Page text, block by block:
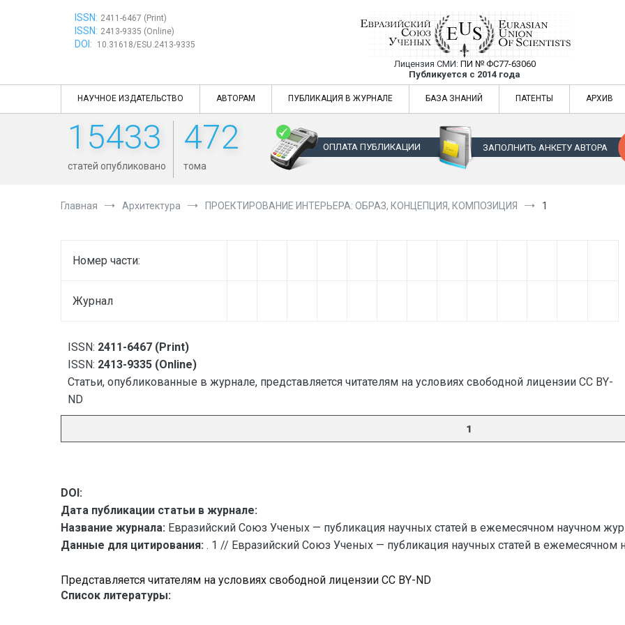
ISSN: 2411-6467 (Print)
ISSN: 2413-9335 (Online)
DOI: 10.31618/ESU.2413-9335
Евразийский Союз Ученых —
Лицензия СМИ: ПИ № ФС77-63060
Публикуется с 2014 года
Евразийский Союз Ученых — публикация научных статей в
НАУЧНОЕ ИЗДАТЕЛЬСТВО АВТОРАМ ПУБЛИКАЦИЯ В ЖУРНАЛЕ БАЗА ЗНАНИЙ ПАТЕНТЫ АРХИВ
15433
статей опубликовано
472
тома
ОПЛАТА ПУБЛИКАЦИИ ЗАПОЛНИТЬ АНКЕТУ АВТОРА
Главная Архитектура ПРОЕКТИРОВАНИЕ ИНТЕРЬЕРА: ОБРАЗ, КОНЦЕПЦИЯ, КОМПОЗИЦИЯ 1
Номер части:
Журнал
ISSN: 2411-6467 (Print)
ISSN: 2413-9335 (Online)
Статьи, опубликованные в журнале, представляется читателям на условиях свободной лицензии CC BY-
ND
1
DOI:
Дата публикации статьи в журнале:
Название журнала: Евразийский Союз Ученых — публикация научных статей в ежемесячном научном
Данные для цитирования: . 1 // Евразийский Союз Ученых — публикация научных статей в ежемесячном
Представляется читателям на условиях свободной лицензии CC BY-ND
Список литературы: